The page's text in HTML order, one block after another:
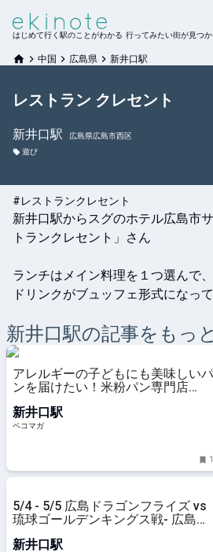
はじめて行く駅のことがわかる 行ってみたい街が見つか
中国 広島県 新井口駅
レストラン クレセント
新井口駅
広島県広島市西区
遊び
#レストランクレセント
新井口駅からスグのホテル広島市
トランクレセント」さん
ランチはメイン料理を１つ選んで
ドリンクがブュッフェ形式になって
新井口駅の記事をもっ
アレルギーの子どもにも美味しいパ
ンを届けたい！米粉パン専門店
新井口駅
ペコマガ
1
5/4 - 5/5 広島ドラゴンフライズ vs
琉球ゴールデンキングス戦- 広島ド
新井口駅